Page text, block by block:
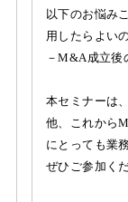
以下のお悩み
用したらよい
－M&A成立後
本セミナーは
他、これから
にとっても業
ぜひご参加く